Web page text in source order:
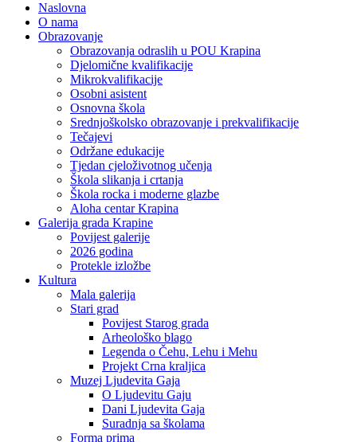
Naslovna
O nama
Obrazovanje
Obrazovanja odraslih u POU Krapina
Djelomične kvalifikacije
Mikrokvalifikacije
Osobni asistent
Osnovna škola
Srednjoškolsko obrazovanje i prekvalifikacije
Tečajevi
Održane edukacije
Tjedan cjeloživotnog učenja
Škola slikanja i crtanja
Škola rocka i moderne glazbe
Aloha centar Krapina
Galerija grada Krapine
Povijest galerije
2026 godina
Protekle izložbe
Kultura
Mala galerija
Stari grad
Povijest Starog grada
Arheološko blago
Legenda o Čehu, Lehu i Mehu
Projekt Crna kraljica
Muzej Ljudevita Gaja
O Ljudevitu Gaju
Dani Ljudevita Gaja
Suradnja sa školama
Forma prima